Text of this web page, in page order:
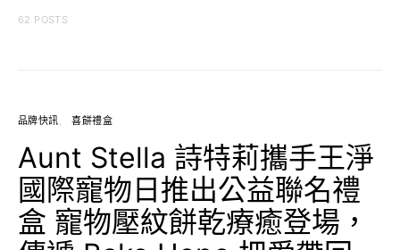
62 POSTS
品牌快訊 喜餅禮盒
Aunt Stella 詩特莉攜手王淨
國際寵物日推出公益聯名禮
盒 寵物壓紋餅乾療癒登場，